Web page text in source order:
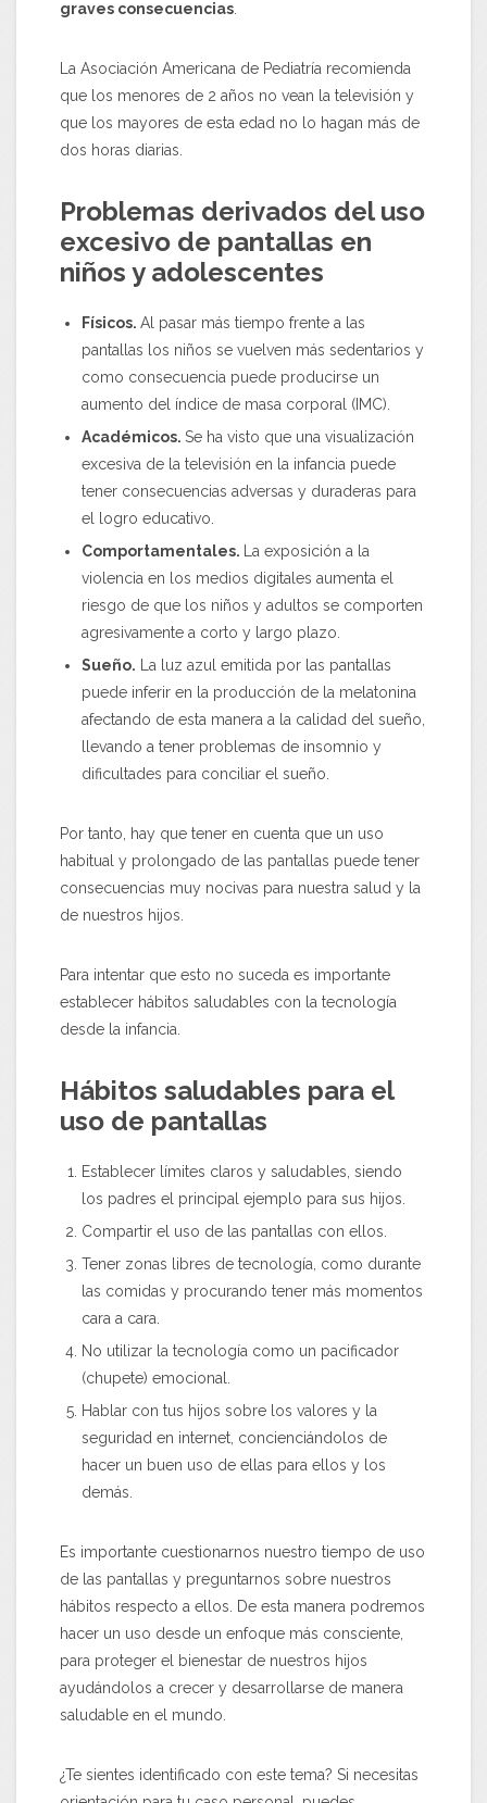
graves consecuencias
La Asociación Americana de Pediatría recomienda
que los menores de 2 años no vean la televisión y
que los mayores de esta edad no lo hagan más de
dos horas diarias.
Problemas derivados del uso
excesivo de pantallas en
niños y adolescentes
Físicos. Al pasar más tiempo frente a las
pantallas los niños se vuelven más sedentarios y
como consecuencia puede producirse un
aumento del índice de masa corporal (IMC).
Académicos. Se ha visto que una visualización
excesiva de la televisión en la infancia puede
tener consecuencias adversas y duraderas para
el logro educativo.
Comportamentales.
La exposición a la
violencia en los medios digitales aumenta el
riesgo de que los niños y adultos se comporten
agresivamente a corto y largo plazo.
Sueño. La luz azul emitida por las pantallas
puede inferir en la producción de la melatonina
afectando de esta manera a la calidad del sueño,
llevando a tener problemas de insomnio y
dificultades para conciliar el sueño.
Por tanto, hay que tener en cuenta que un uso
habitual y prolongado de las pantallas puede tener
consecuencias muy nocivas para nuestra salud y la
de nuestros hijos.
Para intentar que esto no suceda es importante
establecer hábitos saludables con la tecnología
desde la infancia.
Hábitos saludables para el
uso de pantallas
Establecer límites claros y saludables, siendo
los padres el principal ejemplo para sus hijos.
Compartir el uso de las pantallas con ellos.
Tener zonas libres de tecnología, como durante
las comidas y procurando tener más momentos
cara a cara.
No utilizar la tecnología como un pacificador
(chupete) emocional.
Hablar con tus hijos sobre los valores y la
seguridad en internet, concienciándolos de
hacer un buen uso de ellas para ellos y los
demás.
Es importante cuestionarnos nuestro tiempo de uso
de las pantallas y preguntarnos sobre nuestros
hábitos respecto a ellos. De esta manera podremos
hacer un uso desde un enfoque más consciente,
para proteger el bienestar de nuestros hijos
ayudándolos a crecer y desarrollarse de manera
saludable en el mundo.
¿Te sientes identificado con este tema? Si necesitas